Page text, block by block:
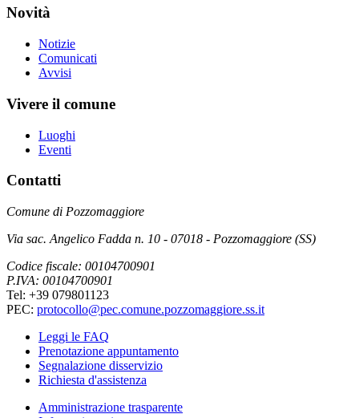
Novità
Notizie
Comunicati
Avvisi
Vivere il comune
Luoghi
Eventi
Contatti
Comune di Pozzomaggiore
Via sac. Angelico Fadda n. 10 - 07018 - Pozzomaggiore (SS)
Codice fiscale: 00104700901
P.IVA: 00104700901
Tel: +39 079801123
PEC: protocollo@pec.comune.pozzomaggiore.ss.it
Leggi le FAQ
Prenotazione appuntamento
Segnalazione disservizio
Richiesta d'assistenza
Amministrazione trasparente